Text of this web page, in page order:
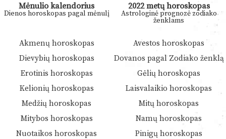
Mėnulio kalendorius
Dienos horoskopas pagal mėnulį
2022 metų horoskopas
Astrologinė prognozė zodiako
ženklams
Akmenų horoskopas
Avestos horoskopas
Dievybių horoskopas
Dovanos pagal Zodiako ženklą
Erotinis horoskopas
Gėlių horoskopas
Kelionių horoskopas
Laisvalaikio horoskopas
Medžių horoskopas
Mitų horoskopas
Mitybos horoskopas
Namų horoskopas
Nuotaikos horoskopas
Pinigų horoskopas